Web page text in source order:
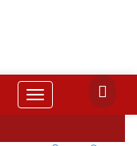
Toggle
navigation